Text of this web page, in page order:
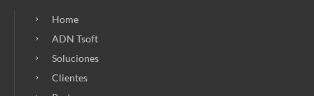
Home
ADN Tsoft
Soluciones
Clientes